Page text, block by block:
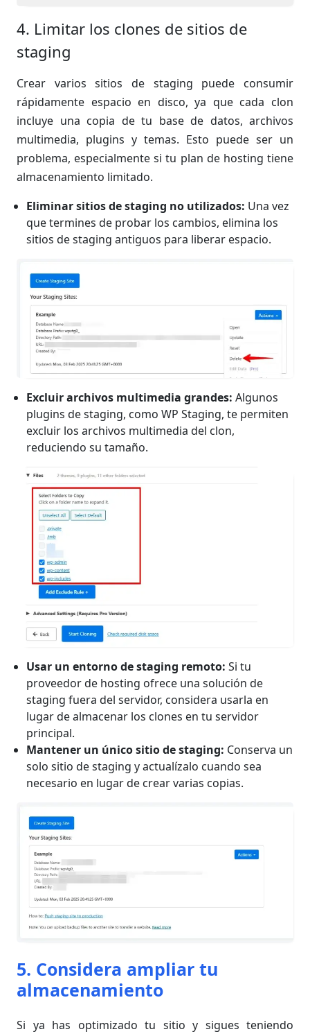
4. Limitar los clones de sitios de
staging
Crear varios sitios de staging puede consumir
rápidamente espacio en disco, ya que cada clon
incluye una copia de tu base de datos, archivos
multimedia, plugins y temas. Esto puede ser un
problema, especialmente si tu plan de hosting tiene
almacenamiento limitado.
Eliminar sitios de staging no utilizados: Una vez
que termines de probar los cambios, elimina los
sitios de staging antiguos para liberar espacio.
Excluir archivos multimedia grandes: Algunos
plugins de staging, como WP Staging, te permiten
excluir los archivos multimedia del clon,
reduciendo su tamaño.
Usar un entorno de staging remoto: Si tu
proveedor de hosting ofrece una solución de
staging fuera del servidor, considera usarla en
lugar de almacenar los clones en tu servidor
principal.
Mantener un único sitio de staging: Conserva un
solo sitio de staging y actualízalo cuando sea
necesario en lugar de crear varias copias.
5. Considera ampliar tu
almacenamiento
Si ya has optimizado tu sitio y sigues teniendo